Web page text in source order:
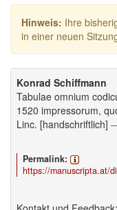
Hinweis: Ihre
in einer neuen
Konrad Schiffmann
Tabulae omnium
1520 impressorum,
Linc. [handschriftlich]
Permalink:
https://manuscripta.at/